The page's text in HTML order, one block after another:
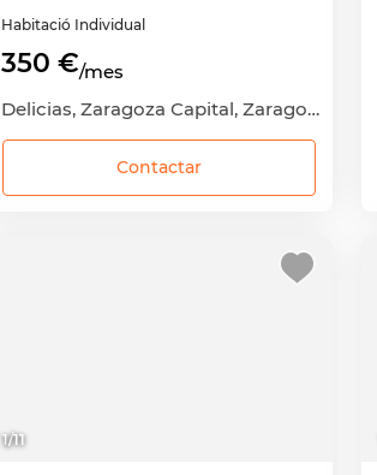
Habitació Individual
350 €/mes
Delicias, Zaragoza Capital, Zaragoza
Contactar
1/11